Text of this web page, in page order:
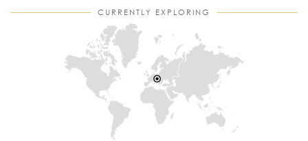
CURRENTLY EXPLORING